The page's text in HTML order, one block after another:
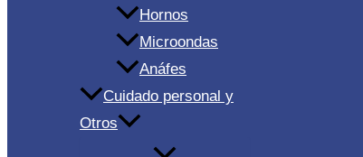
Hornos
Microondas
Anáfes
Cuidado personal y
Otros